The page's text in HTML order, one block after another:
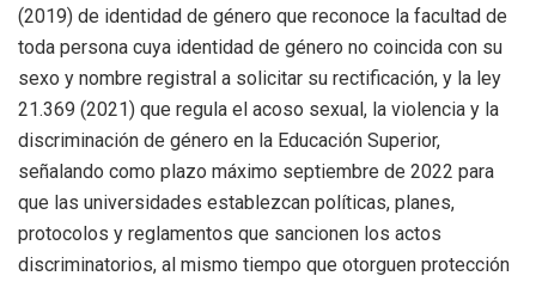
(2019) de identidad de género que reconoce la facultad de
toda persona cuya identidad de género no coincida con su
sexo y nombre registral a solicitar su rectificación, y la ley
21.369 (2021) que regula el acoso sexual, la violencia y la
discriminación de género en la Educación Superior,
señalando como plazo máximo septiembre de 2022 para
que las universidades establezcan políticas, planes,
protocolos y reglamentos que sancionen los actos
discriminatorios, al mismo tiempo que otorguen protección